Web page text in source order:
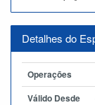
Detalhes do
Operações
Válido Desde